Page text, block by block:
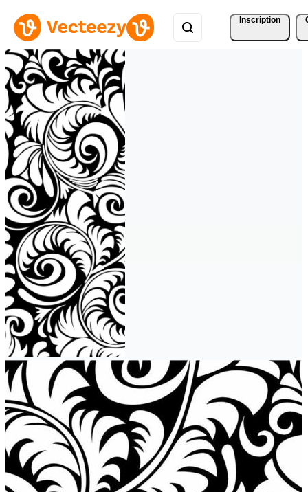
Inscription